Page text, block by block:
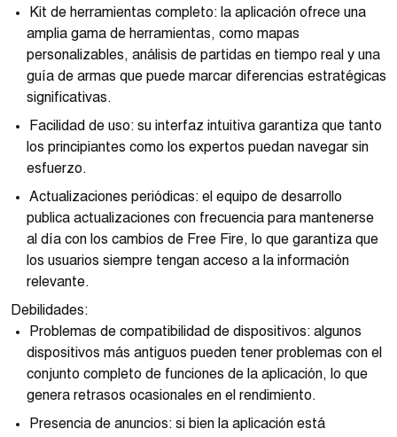
Kit de herramientas completo: la aplicación ofrece una
amplia gama de herramientas, como mapas
personalizables, análisis de partidas en tiempo real y una
guía de armas que puede marcar diferencias estratégicas
significativas.
Facilidad de uso: su interfaz intuitiva garantiza que tanto
los principiantes como los expertos puedan navegar sin
esfuerzo.
Actualizaciones periódicas: el equipo de desarrollo
publica actualizaciones con frecuencia para mantenerse
al día con los cambios de Free Fire, lo que garantiza que
los usuarios siempre tengan acceso a la información
relevante.
Debilidades:
Problemas de compatibilidad de dispositivos: algunos
dispositivos más antiguos pueden tener problemas con el
conjunto completo de funciones de la aplicación, lo que
genera retrasos ocasionales en el rendimiento.
Presencia de anuncios: si bien la aplicación está